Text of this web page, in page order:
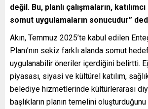
değil. Bu, planlı çalışmaların,
somut uygulamaların sonucudur”
Akın, Temmuz 2025’te kabul edilen
Planı’nın sekiz farklı alanda somut
uygulanabilir öneriler içerdiğini belirtti.
piyasası, siyasi ve kültürel katılım,
belediye hizmetlerinde kültürlerarası
başlıkların planın temelini